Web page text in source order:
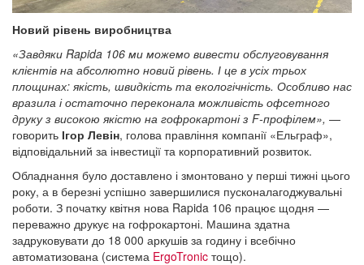
Новий рівень виробництва
«Завдяки Rapida 106 ми можемо вивести обслуговування
клієнтів на абсолютно новий рівень. І це в усіх трьох
площинах: якість, швидкість та екологічність. Особливо нас
вразила і остаточно переконала можливість офсетного
друку з високою якістю на гофрокартоні з F-профілем», —
говорить Ігор Левін, голова правління компанії «Ельграф»,
відповідальний за інвестиції та корпоративний розвиток.
Обладнання було доставлено і змонтовано у перші тижні цього
року, а в березні успішно завершилися пусконалагоджувальні
роботи. З початку квітня нова Rapida 106 працює щодня —
переважно друкує на гофрокартоні. Машина здатна
задруковувати до 18 000 аркушів за годину і всебічно
автоматизована (система ErgoTronic тощо).